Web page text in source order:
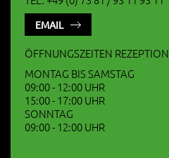
EMAIL
ÖFFNUNGSZEITEN REZEPTION
MONTAG BIS SAMSTAG
09:00 - 12:00 UHR
15:00 - 17:00 UHR
SONNTAG
09:00 - 12:00 UHR